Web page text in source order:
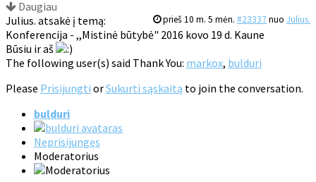
Daugiau
prieš 10 m. 5 mėn. #23337 nuo Julius.
Julius. atsakė į temą:
Konferencija - ,,Mistinė būtybė" 2016 kovo 19 d. Kaune
Būsiu ir aš
The following user(s) said Thank You: markox, bulduri
Please Prisijungti orSukurti sąskaitą to join the conversation.
bulduri
Neprisijungęs
Moderatorius